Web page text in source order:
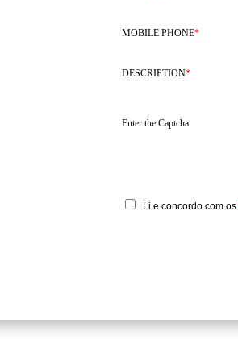
MOBILE PHONE*
DESCRIPTION*
Enter the Captcha
Li e concordo com os